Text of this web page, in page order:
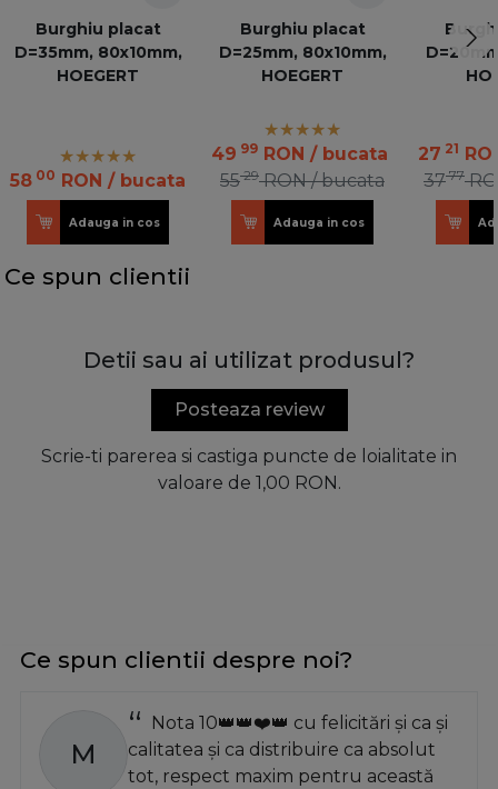
Burghiu placat
D=35mm, 80x10mm,
HOEGERT
58 00 RON / bucata
Adauga in cos
Burghiu placat
D=25mm, 80x10mm,
HOEGERT
49 99 RON / bucata
5529 RON / bucata
Adauga in cos
27 21
3777
Ce spun clientii
Detii sau ai utilizat produsul?
Posteaza review
Scrie-ti parerea si castiga puncte de loialitate in
valoare de 1,00 RON.
Ce spun clientii despre noi?
M
Nota 10👑👑❤️👑 cu felicitări și ca și
calitatea și ca distribuire ca absolut
tot, respect maxim pentru această